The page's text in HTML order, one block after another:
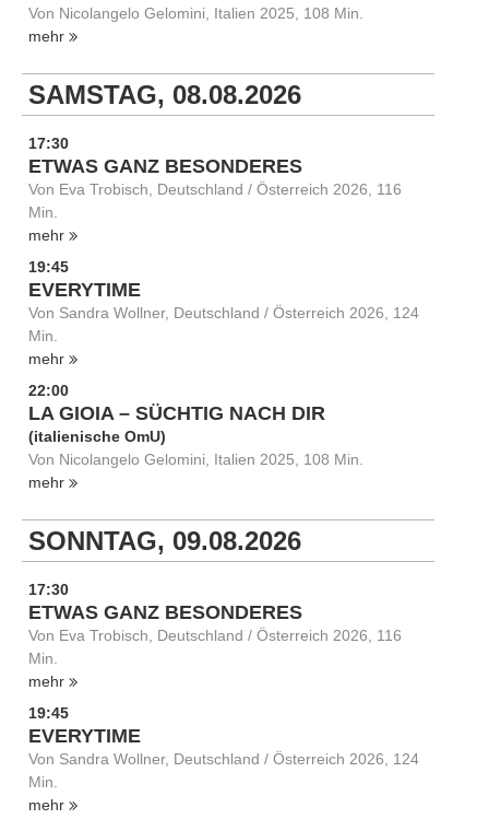
Von Nicolangelo Gelomini, Italien 2025, 108 Min.
mehr
SAMSTAG, 08.08.2026
17:30
ETWAS GANZ BESONDERES
Von Eva Trobisch, Deutschland / Österreich 2026, 116
Min.
mehr
19:45
EVERYTIME
Von Sandra Wollner, Deutschland / Österreich 2026, 124
Min.
mehr
22:00
LA GIOIA – SÜCHTIG NACH DIR
(italienische OmU)
Von Nicolangelo Gelomini, Italien 2025, 108 Min.
mehr
SONNTAG, 09.08.2026
17:30
ETWAS GANZ BESONDERES
Von Eva Trobisch, Deutschland / Österreich 2026, 116
Min.
mehr
19:45
EVERYTIME
Von Sandra Wollner, Deutschland / Österreich 2026, 124
Min.
mehr